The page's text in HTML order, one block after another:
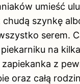
umieść
szynkę
serem.
na
z
oraz całą